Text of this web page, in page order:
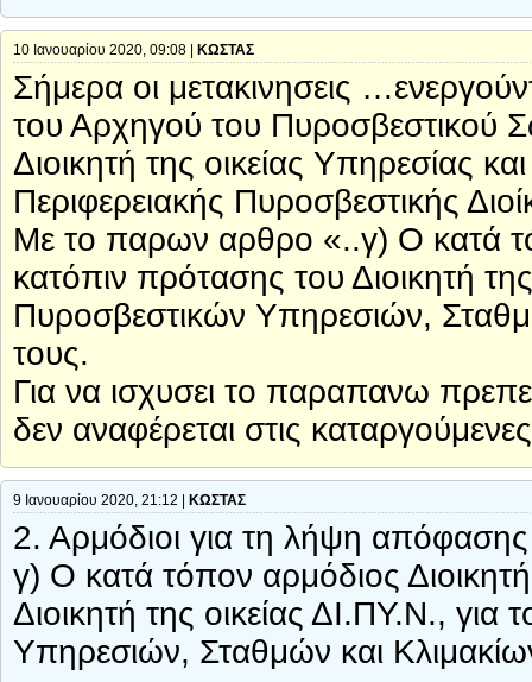
10 Ιανουαρίου 2020, 09:08 | ΚΩΣΤΑΣ
Σήμερα οι μετακινησεις
του Αρχηγού του Πυροσβεστικού
Διοικητή της οικείας Υπηρεσίας
Περιφερειακής Πυροσβεστικής
Με το παρων αρθρο «..γ) Ο κατά
κατόπιν πρότασης του Διοικητή
Πυροσβεστικών Υπηρεσιών,
τους.
Για να ισχυσει το παραπανω
δεν αναφέρεται στις καταργούμενες
9 Ιανουαρίου 2020, 21:12 | ΚΩΣΤΑΣ
2. Αρμόδιοι για τη λήψη απόφασης
γ) Ο κατά τόπον αρμόδιος
Διοικητή της οικείας ΔΙ.ΠΥ.Ν.,
Υπηρεσιών, Σταθμών και